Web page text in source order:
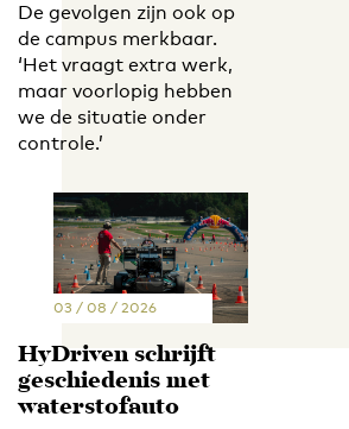
De gevolgen zijn ook op
de campus merkbaar.
‘Het vraagt extra werk,
maar voorlopig hebben
we de situatie onder
controle.’
03 / 08 / 2026
HyDriven schrijft
geschiedenis met
waterstofauto